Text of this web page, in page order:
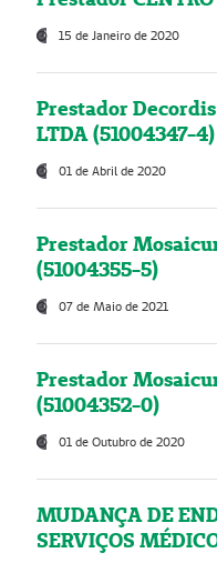
15 de Janeiro de 2020
Prestador
LTDA (51004347-4)
01 de Abril de 2020
Prestador
(51004355-5)
07 de Maio de 2021
Prestador
(51004352-0)
01 de Outubro de 2020
MUDANÇA DE
SERVIÇOS